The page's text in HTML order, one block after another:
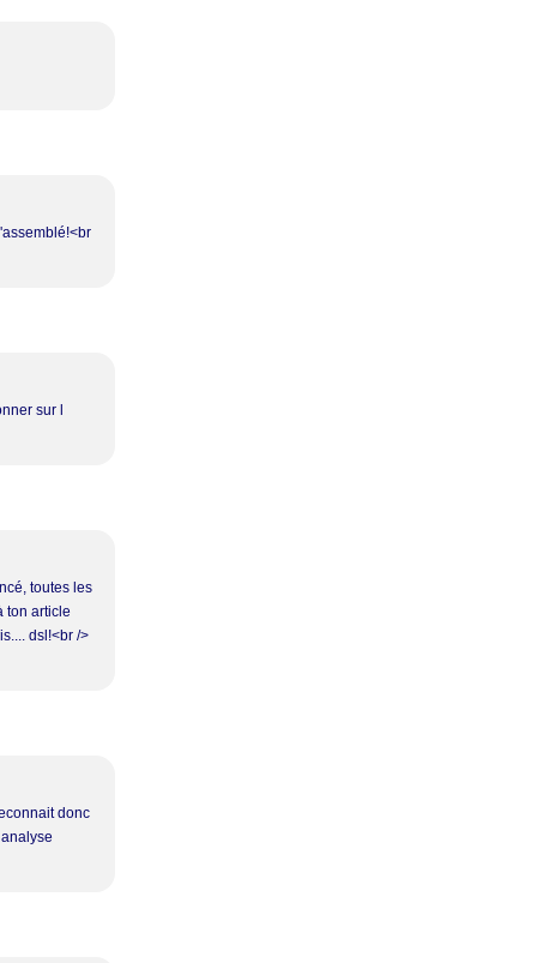
sur l
toutes les
ton article
dsl!<br />
donc